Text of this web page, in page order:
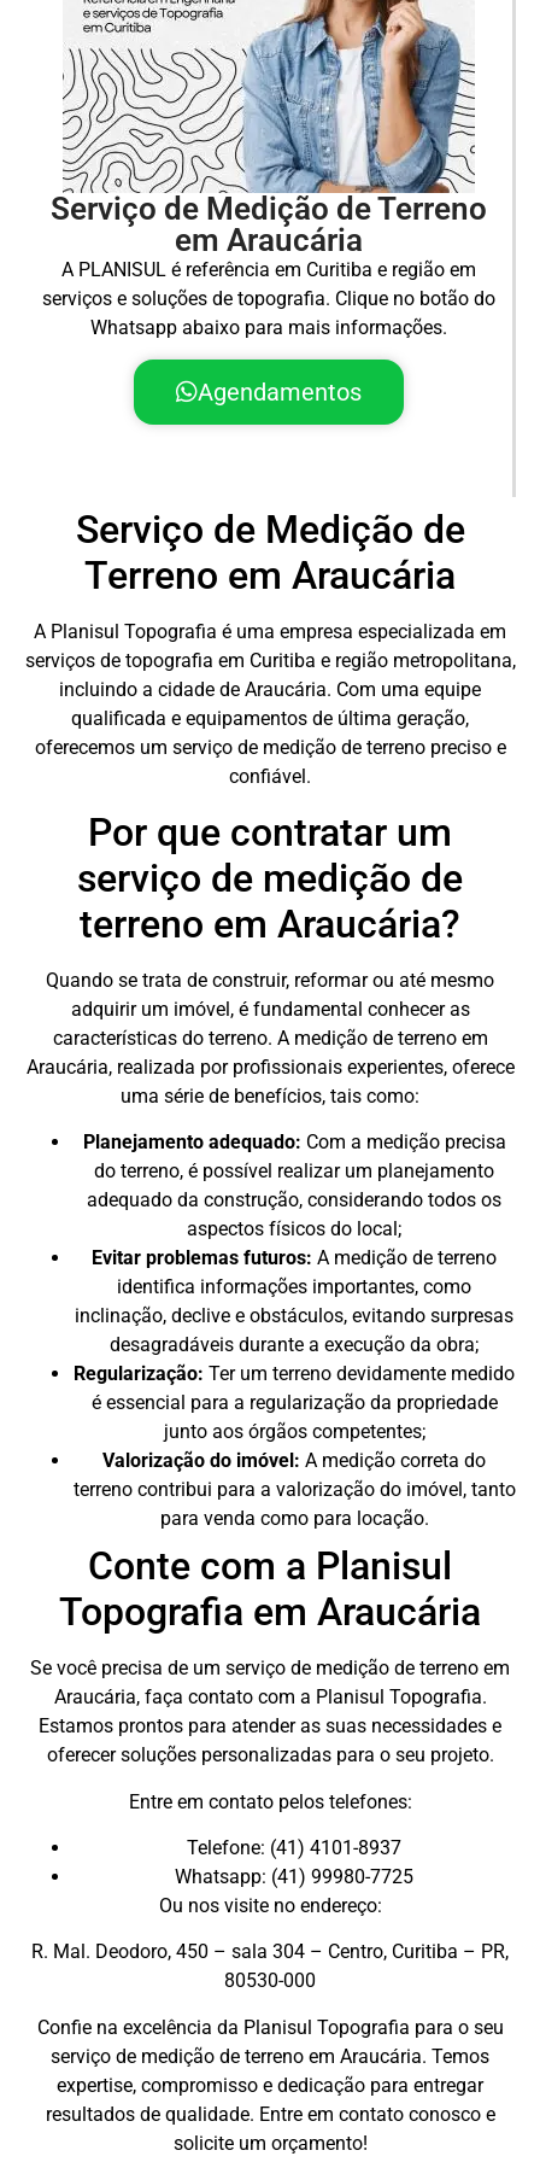
Serviço de Medição de Terreno
em Araucária
A PLANISUL é referência em Curitiba e região em
serviços e soluções de topografia. Clique no botão do
Whatsapp abaixo para mais informações.
Agendamentos
Serviço de Medição de
Terreno em Araucária
A Planisul Topografia é uma empresa especializada em
serviços de topografia em Curitiba e região metropolitana,
incluindo a cidade de Araucária. Com uma equipe
qualificada e equipamentos de última geração,
oferecemos um serviço de medição de terreno preciso e
confiável.
Por que contratar um
serviço de medição de
terreno em Araucária?
Quando se trata de construir, reformar ou até mesmo
adquirir um imóvel, é fundamental conhecer as
características do terreno. A medição de terreno em
Araucária, realizada por profissionais experientes, oferece
uma série de benefícios, tais como:
Planejamento adequado: Com a medição precisa
do terreno, é possível realizar um planejamento
adequado da construção, considerando todos os
aspectos físicos do local;
Evitar problemas futuros: A medição de terreno
identifica informações importantes, como
inclinação, declive e obstáculos, evitando surpresas
desagradáveis durante a execução da obra;
Regularização: Ter um terreno devidamente medido
é essencial para a regularização da propriedade
junto aos órgãos competentes;
Valorização do imóvel: A medição correta do
terreno contribui para a valorização do imóvel, tanto
para venda como para locação.
Conte com a Planisul
Topografia em Araucária
Se você precisa de um serviço de medição de terreno em
Araucária, faça contato com a Planisul Topografia.
Estamos prontos para atender as suas necessidades e
oferecer soluções personalizadas para o seu projeto.
Entre em contato pelos telefones:
Telefone: (41) 4101-8937
Whatsapp: (41) 99980-7725
Ou nos visite no endereço:
R. Mal. Deodoro, 450 – sala 304 – Centro, Curitiba – PR,
80530-000
Confie na excelência da Planisul Topografia para o seu
serviço de medição de terreno em Araucária. Temos
expertise, compromisso e dedicação para entregar
resultados de qualidade. Entre em contato conosco e
solicite um orçamento!